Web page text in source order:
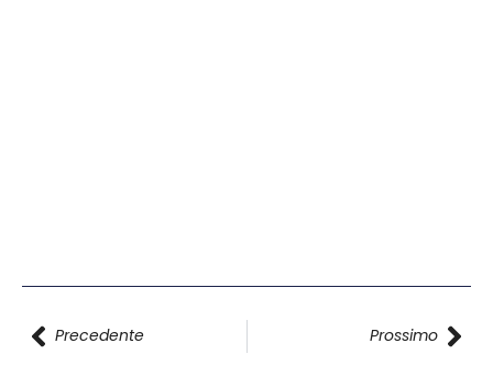
Precedente Prossimo